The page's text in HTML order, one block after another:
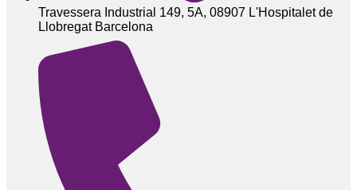
Travessera Industrial 149, 5A, 08907 L'Hospitalet de
Llobregat Barcelona